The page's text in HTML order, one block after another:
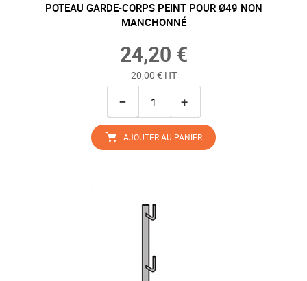
POTEAU GARDE-CORPS PEINT POUR Ø49 NON
MANCHONNÉ
24,20 €
20,00 € HT
− +
AJOUTER AU PANIER